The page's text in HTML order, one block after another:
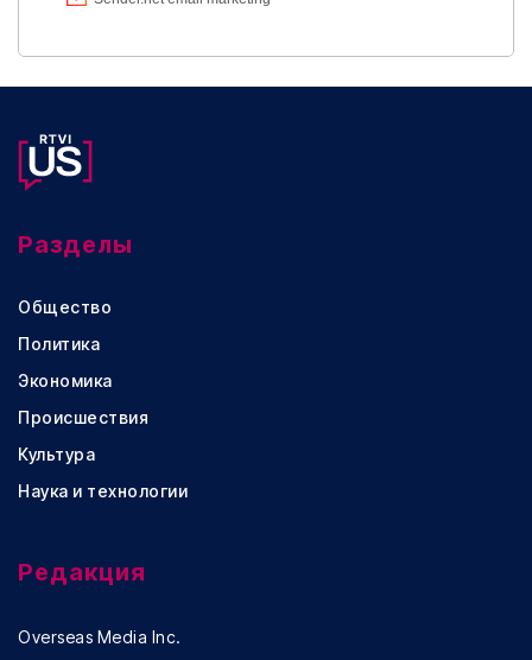
Разделы
Общество
Политика
Экономика
Происшествия
Культура
Наука и технологии
Редакция
Overseas Media Inc.